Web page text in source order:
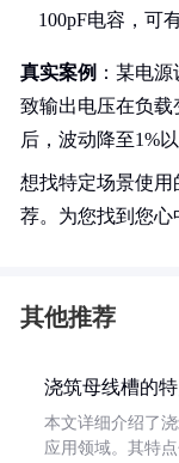
100pF电容，可
真实案例 ：某电
致输出电压在负载
后，波动降至1%以
想找特定场景使
荐。为您找到您心
其他推荐
浇筑母线槽的
本文详细介绍了
应用领域。其特